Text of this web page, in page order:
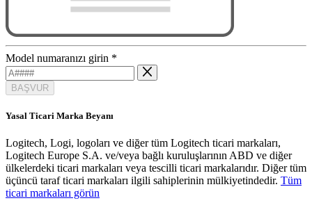
Model numaranızı girin *
BAŞVUR
Yasal Ticari Marka Beyanı
Logitech, Logi, logoları ve diğer tüm Logitech ticari markaları,
Logitech Europe S.A. ve/veya bağlı kuruluşlarının ABD ve diğer
ülkelerdeki ticari markaları veya tescilli ticari markalarıdır. Diğer tüm
üçüncü taraf ticari markaları ilgili sahiplerinin mülkiyetindedir. Tüm
ticari markaları görün